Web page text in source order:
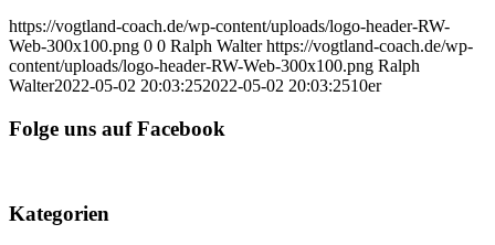
https://vogtland-coach.de/wp-content/uploads/logo-header-RW-
Web-300x100.png 0 0 Ralph Walter https://vogtland-coach.de/wp-
content/uploads/logo-header-RW-Web-300x100.png Ralph
Walter2022-05-02 20:03:252022-05-02 20:03:2510er
Folge uns auf Facebook
Kategorien